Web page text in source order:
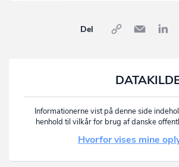
Del
Informationerne vist på denne side
henhold til vilkår for brug af danske
Hvorfor vises mine